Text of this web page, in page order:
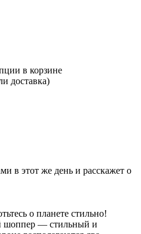
в корзине
доставка)
в этот же день и расскажет о
о планете стильно!
шоппер — стильный и